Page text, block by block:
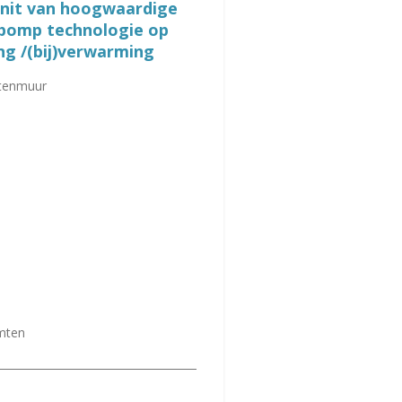
van hoogwaardige
technologie op
/(bij)verwarming